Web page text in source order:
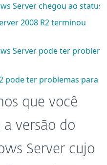
Server chegou ao
2008 R2 terminou
Server pode ter
pode ter problemas para
que você
versão do
Server cujo